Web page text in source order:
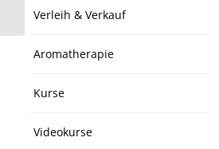
Verleih & Verkauf
Aromatherapie
Kurse
Videokurse